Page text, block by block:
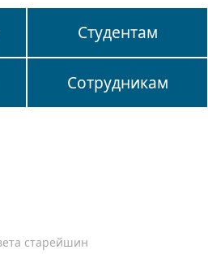
Студентам
Сотрудникам
старейшин